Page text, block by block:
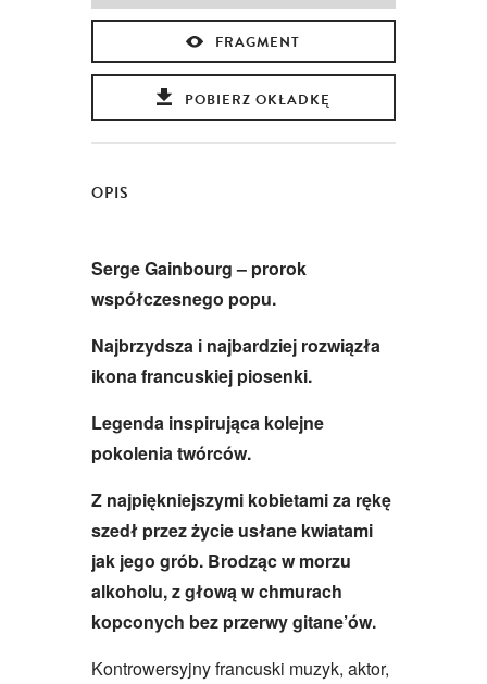
FRAGMENT
POBIERZ OKŁADKĘ
OPIS
Serge Gainbourg – prorok
współczesnego popu.
Najbrzydsza i najbardziej rozwiązła
ikona francuskiej piosenki.
Legenda inspirująca kolejne
pokolenia twórców.
Z najpiękniejszymi kobietami za rękę
szedł przez życie usłane kwiatami
jak jego grób. Brodząc w morzu
alkoholu, z głową w chmurach
kopconych bez przerwy gitane’ów.
Kontrowersyjny francuski muzyk, aktor,